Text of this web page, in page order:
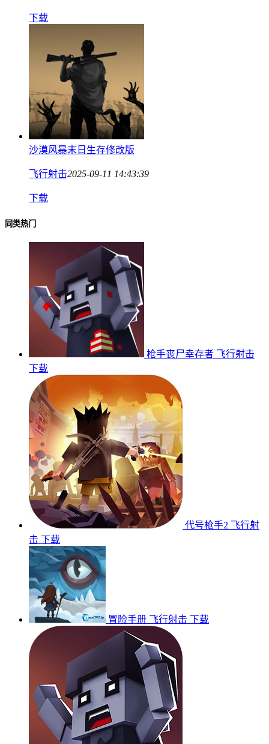
下载
沙漠风暴末日生存修改版
飞行射击2025-09-11 14:43:39
下载
同类热门
枪手丧尸幸存者
飞行射击
下载
代号枪手2
飞行射
击
下载
冒险手册 飞行射击 下载